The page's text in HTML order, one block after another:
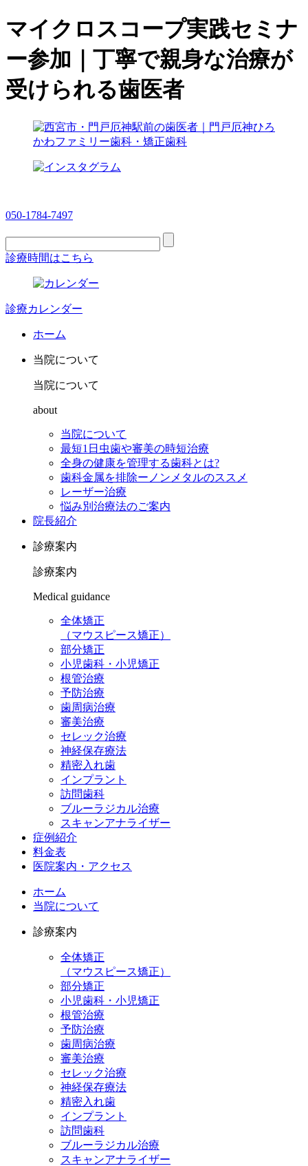
マイクロスコープ実践セミナ
ー参加｜丁寧で親身な治療が
受けられる歯医者
050-1784-7497
診療時間はこちら
診療カレンダー
ホーム
当院について
当院について
about
当院について
最短1日虫歯や審美の時短治療
全身の健康を管理する歯科とは?
歯科金属を排除ーノンメタルのススメ
レーザー治療
悩み別治療法のご案内
院長紹介
診療案内
診療案内
Medical guidance
全体矯正
（マウスピース矯正）
部分矯正
小児歯科・小児矯正
根管治療
予防治療
歯周病治療
審美治療
セレック治療
神経保存療法
精密入れ歯
インプラント
訪問歯科
ブルーラジカル治療
スキャンアナライザー
症例紹介
料金表
医院案内・アクセス
ホーム
当院について
診療案内
全体矯正
（マウスピース矯正）
部分矯正
小児歯科・小児矯正
根管治療
予防治療
歯周病治療
審美治療
セレック治療
神経保存療法
精密入れ歯
インプラント
訪問歯科
ブルーラジカル治療
スキャンアナライザー